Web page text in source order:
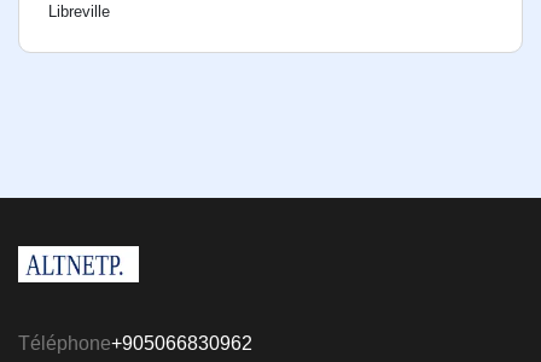
Libreville
Téléphone+905066830962